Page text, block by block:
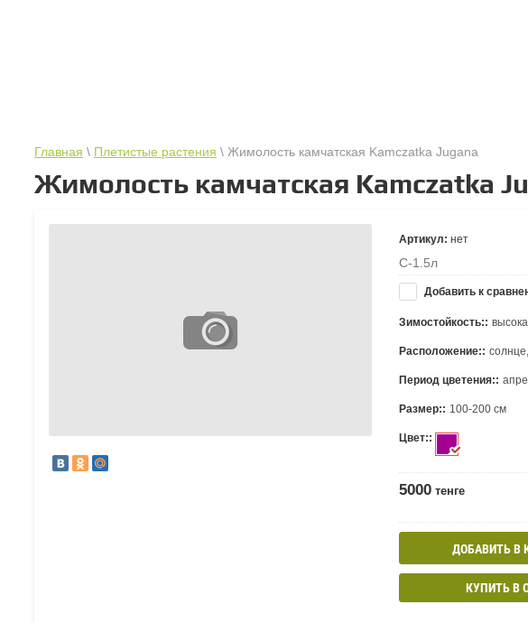
Главная \ Плетистые растения \ Жимолость камчатская Kamczatka Jugana
Жимолость камчатская Kamczatka
Артикул: нет
С-1.5л
Добавить к
Зимостойкость::
Расположение::
Период цветения::
Размер:: 100-200 см
Цвет::
5000 тенге
ДОБАВИТЬ В
КУПИТЬ В